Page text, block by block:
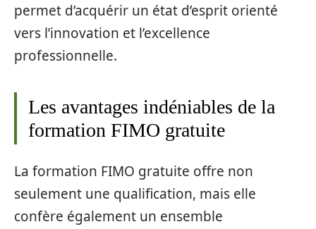
permet d’acquérir un état d’esprit orienté
vers l’innovation et l’excellence
professionnelle.
Les avantages indéniables de la
formation FIMO gratuite
La formation FIMO gratuite offre non
seulement une qualification, mais elle
confère également un ensemble